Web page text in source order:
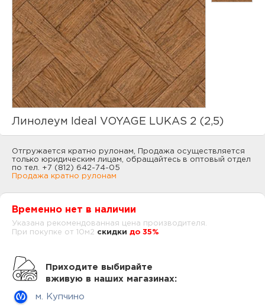
Линолеум Ideal VOYAGE LUKAS 2 (2,5)
Отгружается кратно рулонам, Продажа осуществляется
только юридическим лицам, обращайтесь в оптовый отдел
по тел. +7 (812) 642-74-05
Продажа кратно рулонам
Временно нет в наличии
Указана рекомендованная цена производителя.
При покупке от 10м2 cкидки до 35%
Приходите выбирайте
вживую в наших магазинах:
м. Купчино